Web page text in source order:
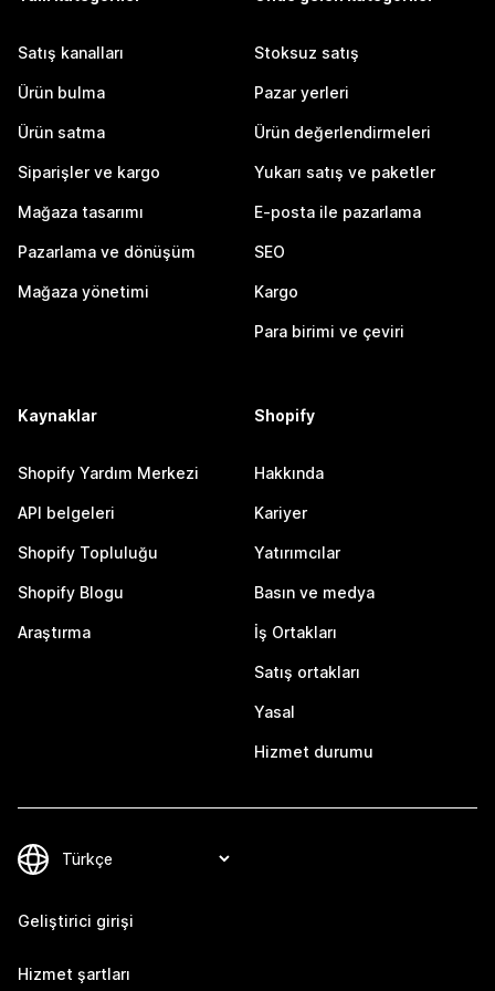
Satış kanalları
Ürün bulma
Ürün satma
Siparişler ve kargo
Mağaza tasarımı
Pazarlama ve dönüşüm
Mağaza yönetimi
Stoksuz satış
Pazar yerleri
Ürün değerlendirmeleri
Yukarı satış ve paketler
E-posta ile pazarlama
SEO
Kargo
Para birimi ve çeviri
Kaynaklar
Shopify Yardım Merkezi
API belgeleri
Shopify Topluluğu
Shopify Blogu
Araştırma
Shopify
Hakkında
Kariyer
Yatırımcılar
Basın ve medya
İş Ortakları
Satış ortakları
Yasal
Hizmet durumu
Geliştirici girişi
Hizmet şartları